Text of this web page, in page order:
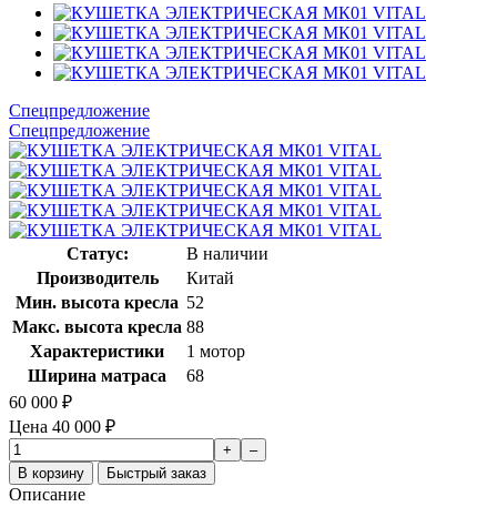
Спецпредложение
Спецпредложение
Статус:
В наличии
Производитель
Китай
Мин. высота кресла 52
Макс. высота кресла 88
Характеристики
1 мотор
Ширина матраса
68
60 000 ₽
Цена 40 000 ₽
+
–
В корзину
Быстрый заказ
Описание